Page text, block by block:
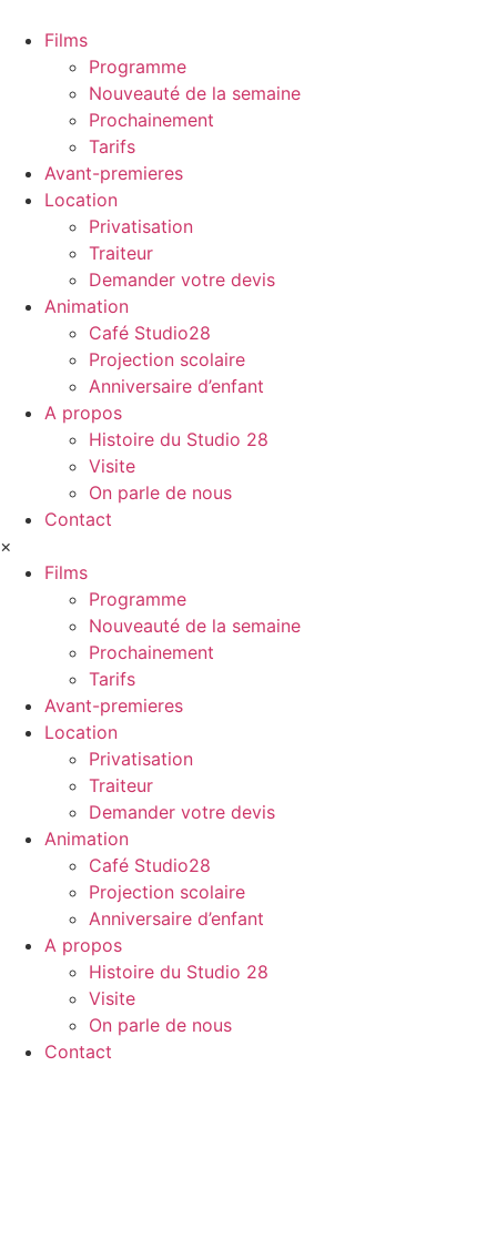
Films
Programme
Nouveauté de la semaine
Prochainement
Tarifs
Avant-premieres
Location
Privatisation
Traiteur
Demander votre devis
Animation
Café Studio28
Projection scolaire
Anniversaire d’enfant
A propos
Histoire du Studio 28
Visite
On parle de nous
Contact
×
Films
Programme
Nouveauté de la semaine
Prochainement
Tarifs
Avant-premieres
Location
Privatisation
Traiteur
Demander votre devis
Animation
Café Studio28
Projection scolaire
Anniversaire d’enfant
A propos
Histoire du Studio 28
Visite
On parle de nous
Contact